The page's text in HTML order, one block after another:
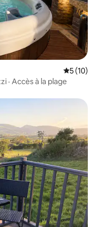
5 (10)
· Accès à la plage